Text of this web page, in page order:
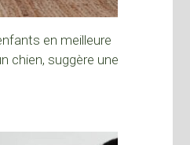
en meilleure
chien, suggère une